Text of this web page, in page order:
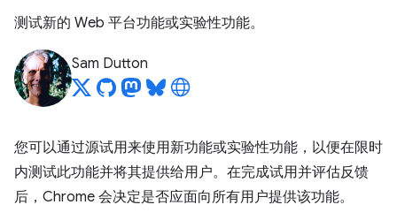
测试新的 Web 平台功能或实验性功能。
Sam Dutton
您可以通过源试用来使用新功能或实验性功能，以便在限时
内测试此功能并将其提供给用户。在完成试用并评估反馈
后，Chrome 会决定是否应面向所有用户提供该功能。